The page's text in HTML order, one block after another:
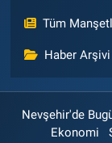
Tüm
Haber Arşivi
Nevşehir'de
Ekonomi